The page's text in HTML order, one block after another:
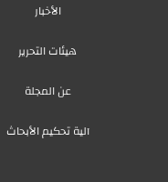
الأخبار
هيئات التحرير
عن المجلة
آلية تحكيم الأبحاث